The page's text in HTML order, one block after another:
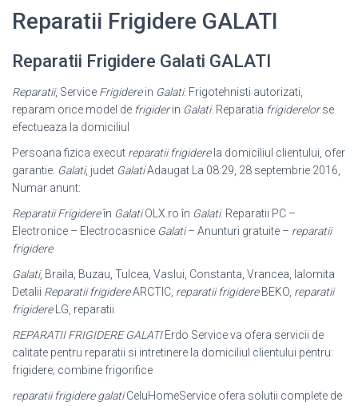
Reparatii Frigidere GALATI
Reparatii Frigidere Galati GALATI
Reparatii, Service Frigiderein Galati. Frigotehnisti autorizati,
reparam orice model de frigiderin Galati. Reparatia frigiderelorse
efectueaza la domiciliul
Persoana fizica execut reparatii frigiderela domiciliul clientului, ofer
garantie. Galati, judet GalatiAdaugat La 08:29, 28 septembrie 2016,
Numar anunt:
Reparatii Frigidereîn GalatiOLX.ro în Galati. Reparatii PC –
Electronice – Electrocasnice Galati– Anunturi gratuite – reparatii
frigidere
Galati, Braila, Buzau, Tulcea, Vaslui, Constanta, Vrancea, Ialomita
Detalii Reparatii frigidereARCTIC, reparatii frigidereBEKO, reparatii
frigidereLG, reparatii
REPARATII FRIGIDERE GALATIErdo Service va ofera servicii de
calitate pentru reparatii si intretinere la domiciliul clientului pentru:
frigidere; combine frigorifice
reparatii frigidere galatiCeluHomeService ofera solutii complete de